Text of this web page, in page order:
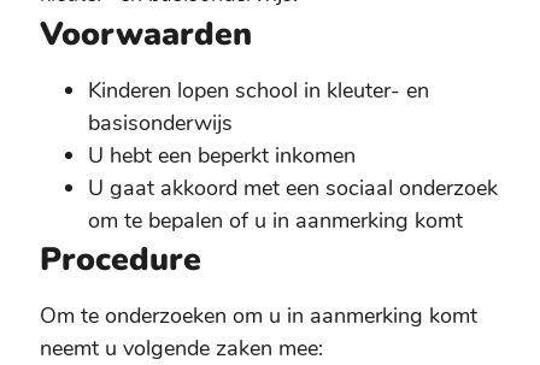
Voorwaarden
Kinderen lopen school in kleuter- en
basisonderwijs
U hebt een beperkt inkomen
U gaat akkoord met een sociaal onderzoek
om te bepalen of u in aanmerking komt
Procedure
Om te onderzoeken om u in aanmerking komt
neemt u volgende zaken mee: